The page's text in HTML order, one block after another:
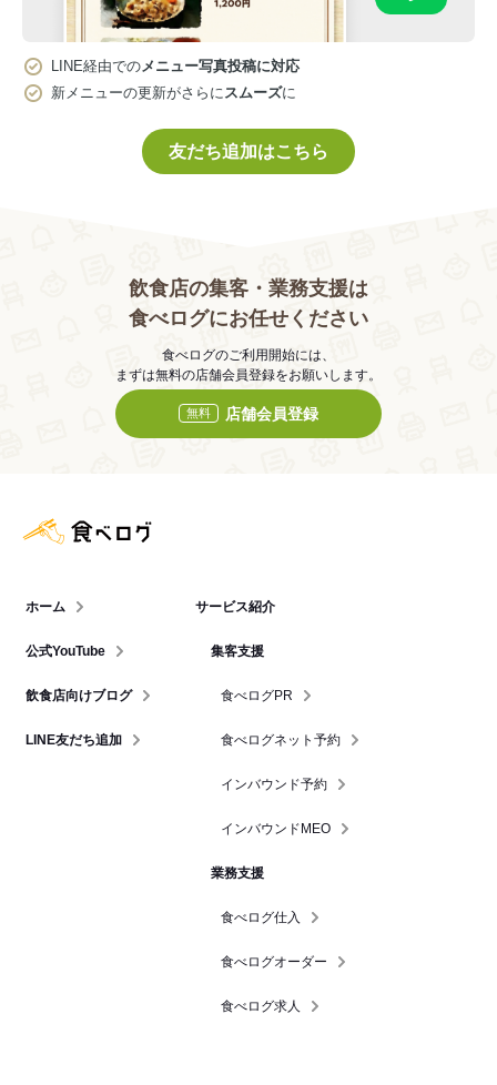
LINE経由でのメニュー写真投稿に対応
新メニューの更新がさらにスムーズに
友だち追加はこちら
飲食店の集客・業務支援は
食べログにお任せください
食べログのご利用開始には、
まずは無料の店舗会員登録をお願いします。
無料 店舗会員登録
ホーム
公式YouTube
飲食店向けブログ
LINE友だち追加
サービス紹介
集客支援
食べログPR
食べログネット予約
インバウンド予約
インバウンドMEO
業務支援
食べログ仕入
食べログオーダー
食べログ求人